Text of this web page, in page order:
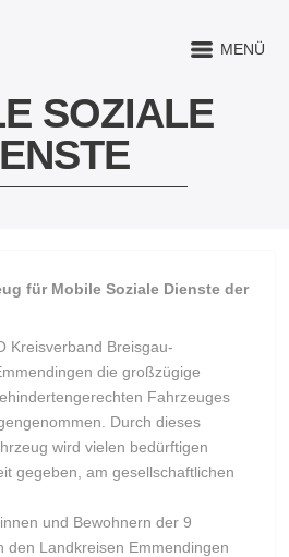
MENÜ
SOZIALE
für Mobile Soziale Dienste der
Kreisverband Breisgau-
die großzügige
Fahrzeuges
Durch dieses
wird vielen bedürftigen
gegeben, am gesellschaftlichen
und Bewohnern der 9
den Landkreisen Emmendingen